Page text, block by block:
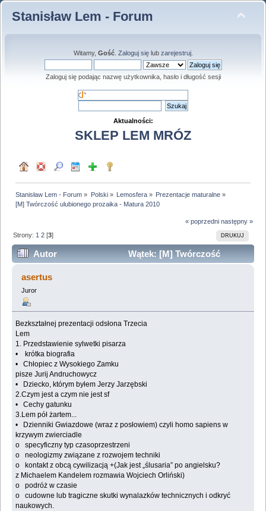
Stanisław Lem - Forum
Witamy, Gość. Zaloguj sięlub zarejestruj.
Zaloguj się podając nazwę użytkownika, hasło i długość sesji
Aktualności:
SKLEP LEM MRÓZ
Stanisław Lem - Forum » Polski» Lemosfera» Prezentacje maturalne »
[M] Twórczość ulubionego prozaika - Matura 2010
« poprzedni następny »
DRUKUJ
Strony: 1 2 [3]
Autor
Wątek: [M] Twórczość
ulubionego prozaika - Matura 2010 (Przeczytany 75564
razy)
asertus
Juror
Bezkształnej prezentacji odsłona Trzecia
Lem
1. Przedstawienie sylwetki pisarza
• krótka biografia
• Chłopiec z Wysokiego Zamku
pisze Jurij Andruchowycz
• Dziecko, którym byłem Jerzy Jarzębski
2.Czym jest a czym nie jest sf
• Cechy gatunku
3.Lem pół żartem...
• Dzienniki Gwiazdowe (wraz z posłowiem) czyli homo sapiens w
krzywym zwierciadle
o specyficzny typ czasoprzestrzeni
o neologizmy związane z rozwojem techniki
o kontakt z obcą cywilizacją +(Jak jest „ślusaria” po angielsku?
z Michaelem Kandelem rozmawia Wojciech Orliński)
o podróż w czasie
o cudowne lub tragiczne skutki wynalazków technicznych i odkryć
naukowych.